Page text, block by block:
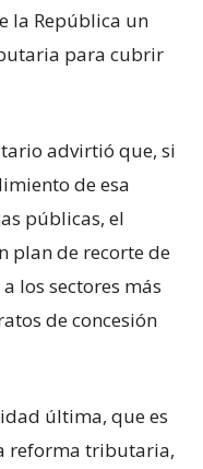
la República un
para cubrir
advirtió que, si
de esa
públicas, el
plan de recorte de
los sectores más
de concesión
última, que es
reforma tributaria,